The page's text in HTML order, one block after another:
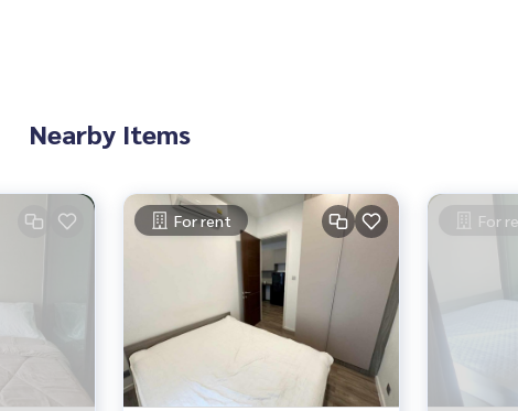
Nearby Items
For rent For